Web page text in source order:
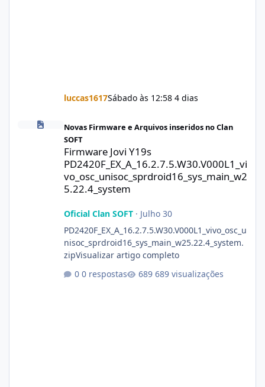
luccas1617Sábado às 12:58 4 dias
Firmware Jovi Y19s
Novas Firmware e Arquivos inseridos no Clan
SOFT
Firmware Jovi Y19s
PD2420F_EX_A_16.2.7.5.W30.V000L1_vi
vo_osc_unisoc_sprdroid16_sys_main_w2
5.22.4_system
Oficial Clan SOFT· Julho 30
PD2420F_EX_A_16.2.7.5.W30.V000L1_vivo_osc_u
nisoc_sprdroid16_sys_main_w25.22.4_system.
zipVisualizar artigo completo
0 respostas
689 visualizações